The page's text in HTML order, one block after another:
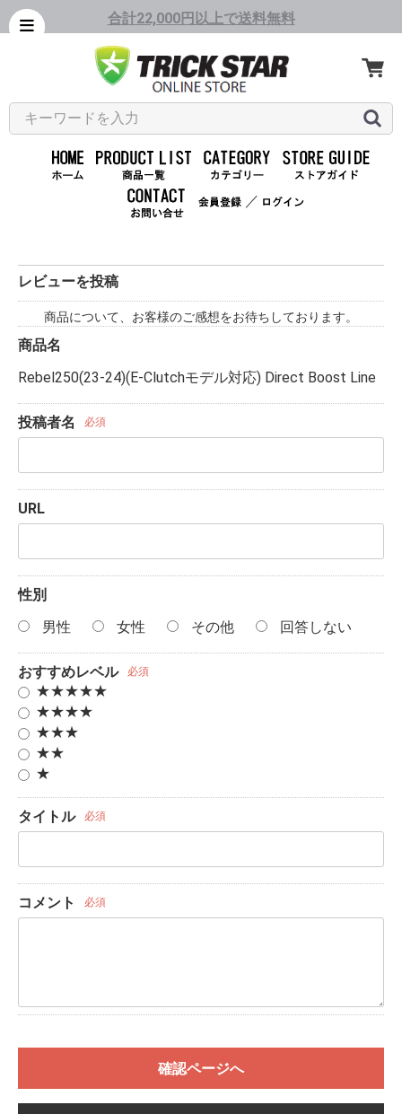
合計22,000円以上で送料無料
／
レビューを投稿
商品について、お客様のご感想をお待ちしております。
商品名
Rebel250(23-24)(E-Clutchモデル対応) Direct Boost Line
投稿者名 必須
URL
性別
男性
女性 その他 回答しない
おすすめレベル 必須
★★★★★
★★★★
★★★
★★
★
タイトル 必須
コメント 必須
確認ページへ